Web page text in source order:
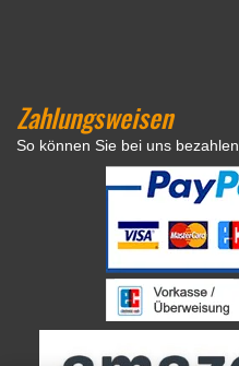
Zahlungsweisen
So können Sie bei uns bezahlen.